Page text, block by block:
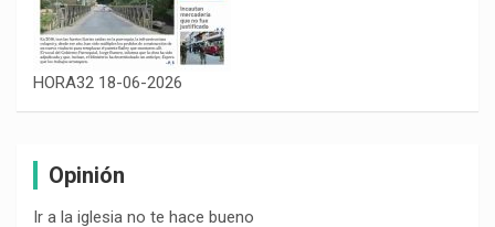
HORA32 18-06-2026
Opinión
Ir a la iglesia no te hace bueno